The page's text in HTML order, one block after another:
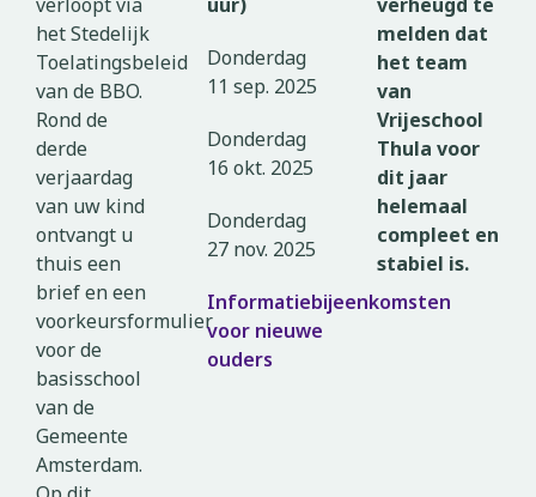
het Stedelijk
Toelatingsbeleid
van de BBO.
Rond de
derde
verjaardag
van uw kind
ontvangt u
thuis een
brief en een
voorkeursformulier
voor de
basisschool
van de
Gemeente
Amsterdam.
Donderdag
11 sep. 2025
Donderdag
16 okt. 2025
Donderdag
27 nov. 2025
Informatiebijeenkomsten
voor nieuwe
ouders
melden dat
het team
van
Vrijeschool
Thula voor
dit jaar
helemaal
compleet en
stabiel is.